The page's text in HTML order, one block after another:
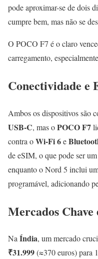
pode aproximar-se de dois
cumpre bem, mas não se
O POCO F7 é o claro
carregamento,
Conectividade e
Ambos os dispositivos são
USB-C, mas oPOCO F7
contra oWi-Fi 6e
de eSIM, o que pode ser
enquanto o Nord 5 inclui
programável, adicionando
Mercados Chave
NaÍndia, um mercado
₹31.999(≈370 euros) para